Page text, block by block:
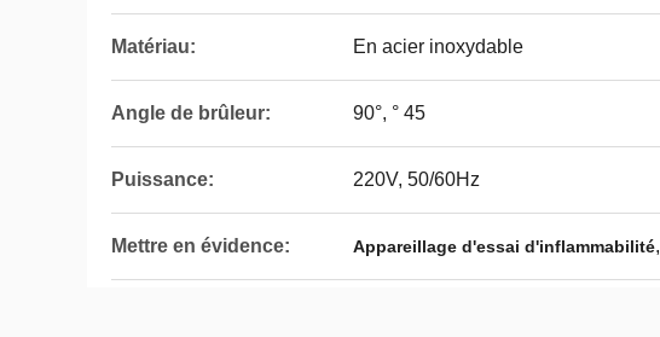
Matériau: En acier inoxydable
Angle de brûleur: 90°, ° 45
Puissance: 220V, 50/60Hz
Mettre en évidence: Appareillage d'essai d'inflammabilité,